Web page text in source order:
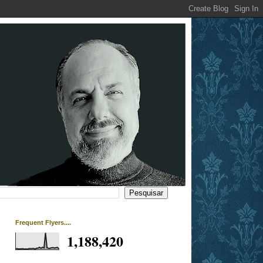
Frequent Flyers....
1,188,420